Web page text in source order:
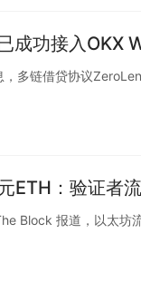
功接入OKX
多链借贷协议
ETH：验证者
Block 报道，以太坊